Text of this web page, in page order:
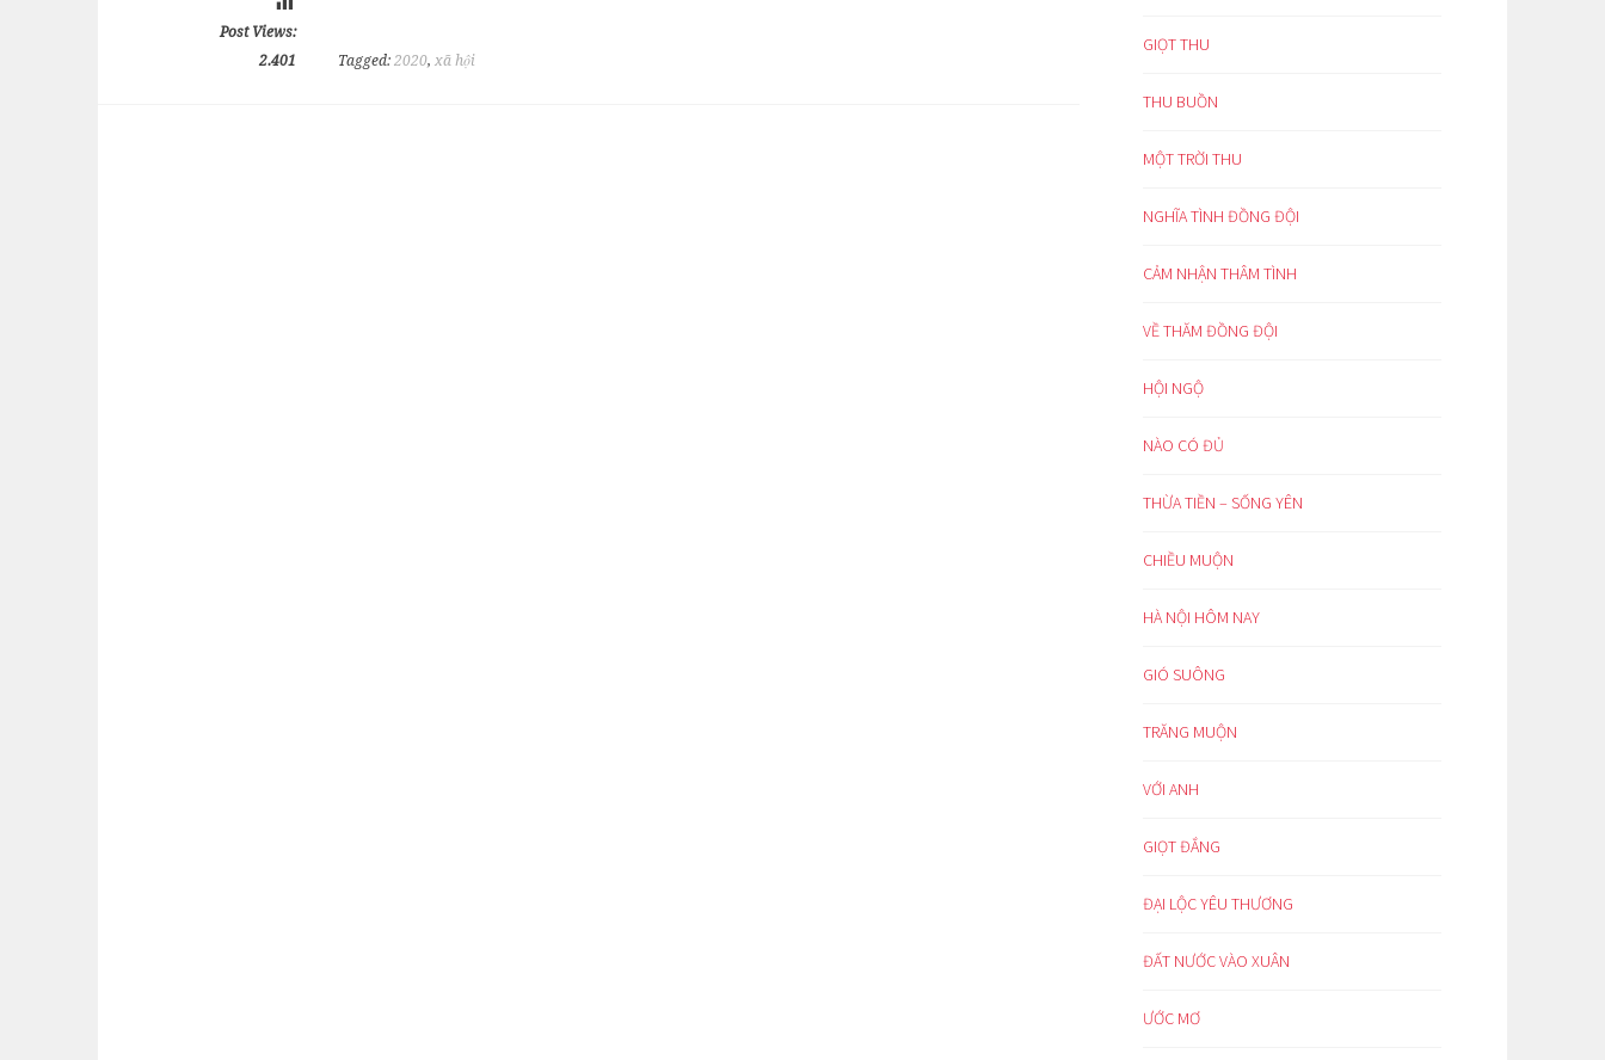
Post Views:
2.401
Tagged: 2020, xã hội
GIỌT THU
THU BUỒN
MỘT TRỜI THU
NGHĨA TÌNH ĐỒNG ĐỘI
CẢM NHẬN THÂM TÌNH
VỀ THĂM ĐỒNG ĐỘI
HỘI NGỘ
NÀO CÓ ĐỦ
THỪA TIỀN – SỐNG YÊN
CHIỀU MUỘN
HÀ NỘI HÔM NAY
GIÓ SUÔNG
TRĂNG MUỘN
VỚI ANH
GIỌT ĐẮNG
ĐẠI LỘC YÊU THƯƠNG
ĐẤT NƯỚC VÀO XUÂN
ƯỚC MƠ